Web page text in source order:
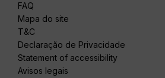
FAQ
Mapa do site
T&C
Declaração de Privacidade
Statement of accessibility
Avisos legais